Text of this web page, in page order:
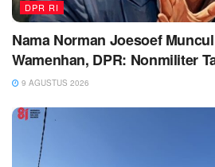
DPR RI
Nama Norman Joesoef
Wamenhan, DPR: Nonmiliter
9 AGUSTUS 2026